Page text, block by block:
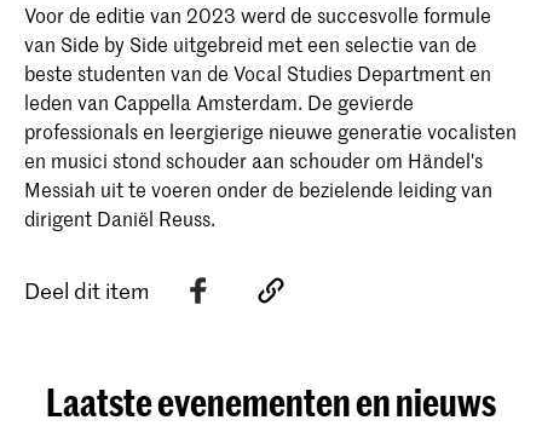
Voor de editie van 2023 werd de succesvolle formule
van Side by Side uitgebreid met een selectie van de
beste studenten van de Vocal Studies Department en
leden van Cappella Amsterdam. De gevierde
professionals en leergierige nieuwe generatie vocalisten
en musici stond schouder aan schouder om Händel's
Messiah uit te voeren onder de bezielende leiding van
dirigent Daniël Reuss.
Deel dit item
Laatste evenementen en nieuws